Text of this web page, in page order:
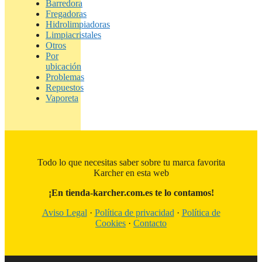
Barredora
Fregadoras
Hidrolimpiadoras
Limpiacristales
Otros
Por
ubicación
Problemas
Repuestos
Vaporeta
Todo lo que necesitas saber sobre tu marca favorita
Karcher en esta web
¡En tienda-karcher.com.es te lo contamos!
Aviso Legal · Política de privacidad · Política de
Cookies · Contacto